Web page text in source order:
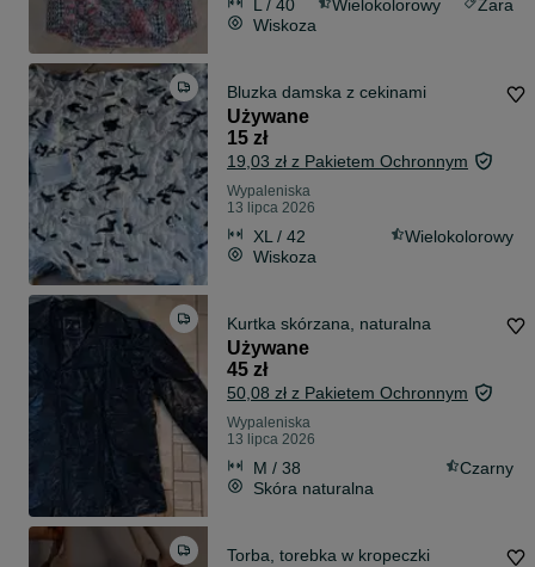
L / 40 Wielokolorowy
Zara
Wiskoza
Bluzka damska z cekinami
Używane
15 zł
19,03 zł z Pakietem Ochronnym
Wypaleniska
13 lipca 2026
XL / 42
Wielokolorowy
Wiskoza
Kurtka skórzana, naturalna
Używane
45 zł
50,08 zł z Pakietem Ochronnym
Wypaleniska
13 lipca 2026
M / 38
Czarny
Skóra naturalna
Torba, torebka w kropeczki